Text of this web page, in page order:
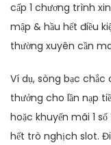
cấp 1 chương trình
mập & hầu hết điều
thường xuyên cần
Ví dụ, sòng bạc chắc
thưởng cho lần nạp
hoặc khuyến mãi 1
hết trò nghịch slot.